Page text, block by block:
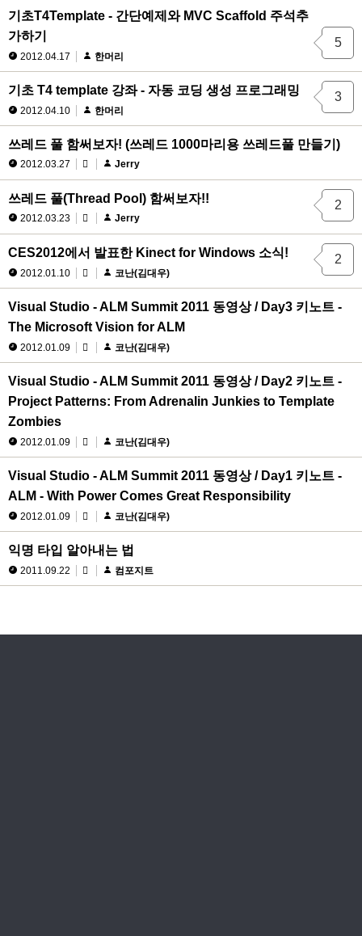
기초T4Template - 간단예제와 MVC Scaffold 주석추
가하기
2012.04.17 한머리
5
기초 T4 template 강좌 - 자동 코딩 생성 프로그래밍
2012.04.10 한머리
3
쓰레드 풀 함써보자! (쓰레드 1000마리용 쓰레드풀 만들기)
2012.03.27 Jerry
쓰레드 풀(Thread Pool) 함써보자!!
2012.03.23 Jerry
2
CES2012에서 발표한 Kinect for Windows 소식!
2012.01.10 코난(김대우)
2
Visual Studio - ALM Summit 2011 동영상 / Day3 키노트 -
The Microsoft Vision for ALM
2012.01.09 코난(김대우)
Visual Studio - ALM Summit 2011 동영상 / Day2 키노트 -
Project Patterns: From Adrenalin Junkies to Template
Zombies
2012.01.09 코난(김대우)
Visual Studio - ALM Summit 2011 동영상 / Day1 키노트 -
ALM - With Power Comes Great Responsibility
2012.01.09 코난(김대우)
익명 타입 알아내는 법
2011.09.22 컴포지트